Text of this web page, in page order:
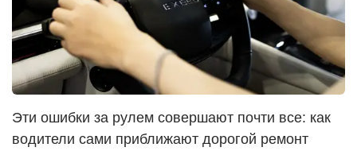
Эти ошибки за рулем совершают почти все: как
водители сами приближают дорогой ремонт